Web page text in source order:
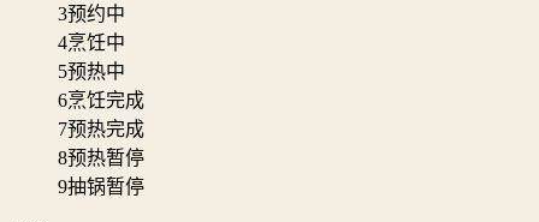
3预约中
4烹饪中
5预热中
6烹饪完成
7预热完成
8预热暂停
9抽锅暂停